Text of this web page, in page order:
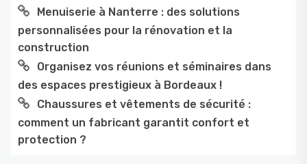
Menuiserie à Nanterre : des solutions
personnalisées pour la rénovation et la
construction
Organisez vos réunions et séminaires dans
des espaces prestigieux à Bordeaux !
Chaussures et vêtements de sécurité :
comment un fabricant garantit confort et
protection ?